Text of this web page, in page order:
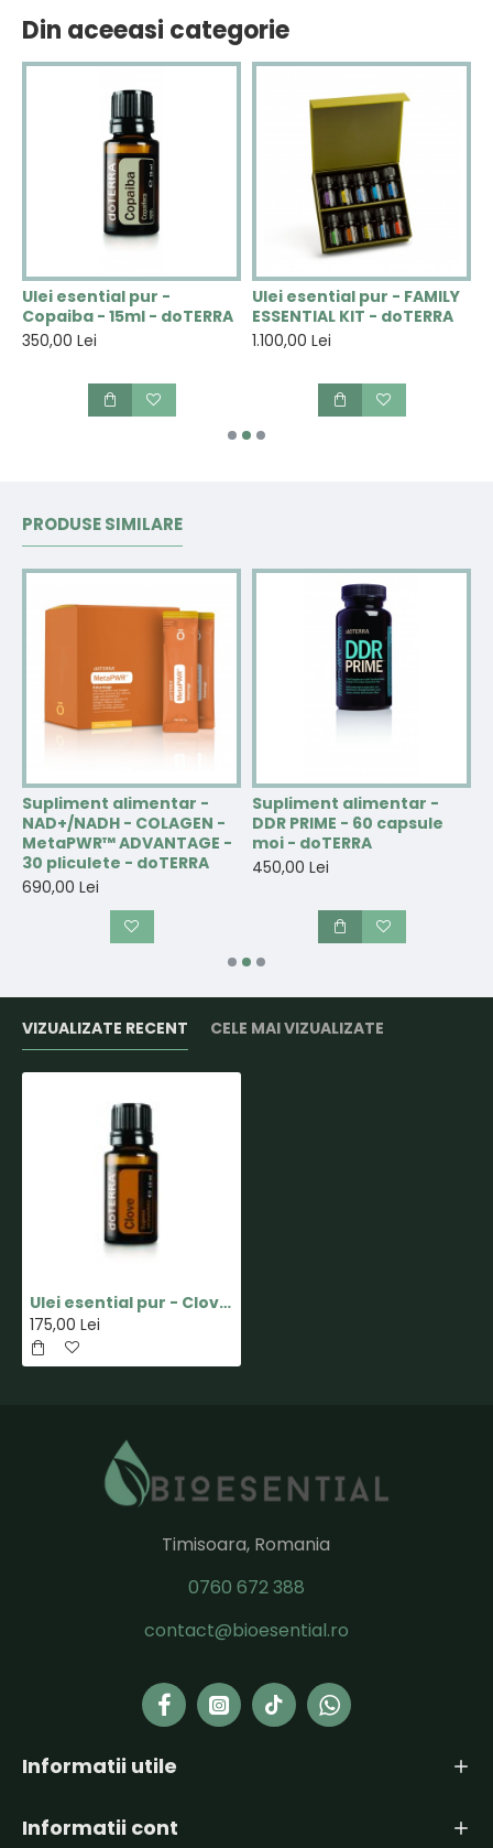
Din aceeasi categorie
Ulei esential pur -
Copaiba - 15ml - doTERRA
350,00 Lei
Ulei esential pur - FAMILY
ESSENTIAL KIT - doTERRA
1.100,00 Lei
PRODUSE SIMILARE
Supliment alimentar -
NAD+/NADH - COLAGEN -
MetaPWR™ ADVANTAGE -
30 pliculete - doTERRA
690,00 Lei
Supliment alimentar -
DDR PRIME - 60 capsule
moi - doTERRA
450,00 Lei
VIZUALIZATE RECENT CELE MAI VIZUALIZATE
Ulei esential pur - Clove - 15ml - doTERRA
175,00 Lei
Timisoara, Romania
0760 672 388
contact@bioesential.ro
Informatii utile
Informatii cont